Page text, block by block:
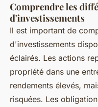
Comprendre les
d'investissements
Il est important de
d'investissements
éclairés. Les actions
propriété dans une
rendements élevés,
risquées. Les